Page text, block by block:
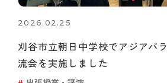
2026.02.25
刈谷市立朝日中学校でアジアパ
流会を実施しました